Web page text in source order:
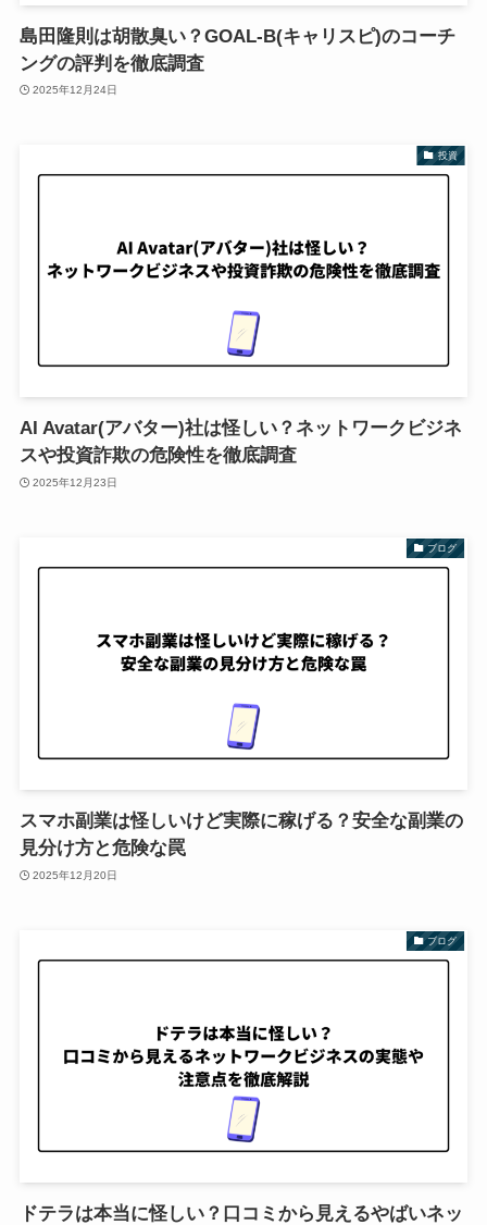
島田隆則は胡散臭い？GOAL-B(キャリスピ)のコーチ
ングの評判を徹底調査
2025年12月24日
投資
AI Avatar(アバター)社は怪しい？ネットワークビジネ
スや投資詐欺の危険性を徹底調査
2025年12月23日
ブログ
スマホ副業は怪しいけど実際に稼げる？安全な副業の
見分け方と危険な罠
2025年12月20日
ブログ
ドテラは本当に怪しい？口コミから見えるやばいネッ